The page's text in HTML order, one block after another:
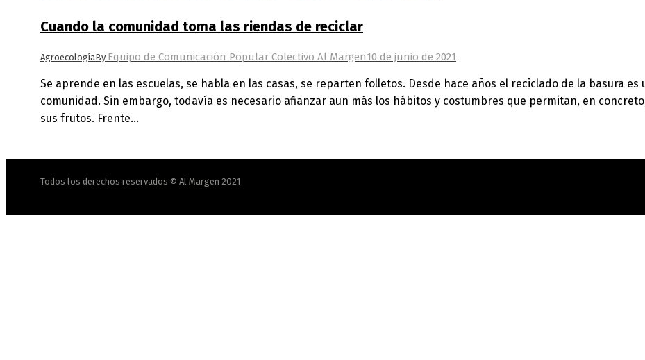
Cuando la comunidad toma las riendas de reciclar
AgroecologíaBy Equipo de Comunicación Popular Colectivo Al Margen10 de junio de 2021
Se aprende en las escuelas, se habla en las casas, se reparten folletos. Desde hace años el reciclado de la basura
comunidad. Sin embargo, todavía es necesario afianzar aun más los hábitos y costumbres que permitan, en
sus frutos. Frente…
Todos los derechos reservados © Al Margen 2021